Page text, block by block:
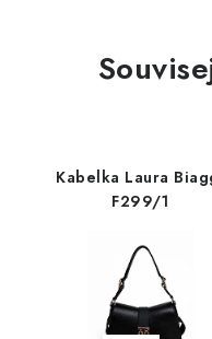
Kabelka Laura
F299/1